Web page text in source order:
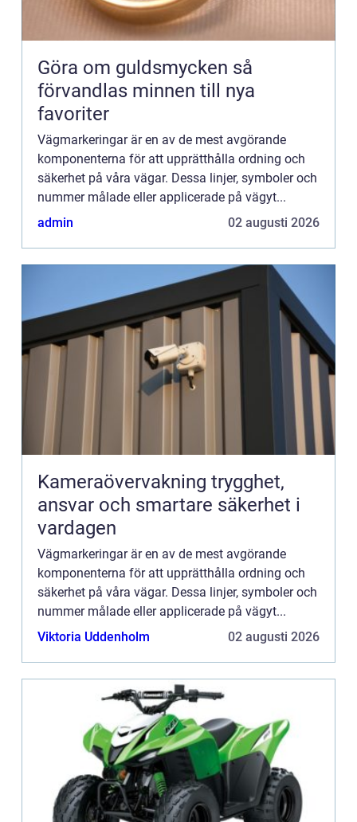
Göra om guldsmycken så
förvandlas minnen till nya
favoriter
Vägmarkeringar är en av de mest avgörande
komponenterna för att upprätthålla ordning och
säkerhet på våra vägar. Dessa linjer, symboler och
nummer målade eller applicerade på vägyt...
admin
02 augusti 2026
Kameraövervakning trygghet,
ansvar och smartare säkerhet i
vardagen
Vägmarkeringar är en av de mest avgörande
komponenterna för att upprätthålla ordning och
säkerhet på våra vägar. Dessa linjer, symboler och
nummer målade eller applicerade på vägyt...
Viktoria Uddenholm
02 augusti 2026